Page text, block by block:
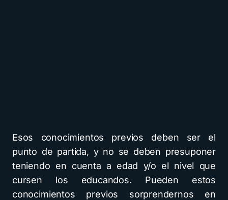
Esos conocimientos previos deben ser el
punto de partida, y no se deben presuponer
teniendo en cuenta a edad y/o el nivel que
cursen los educandos. Pueden estos
conocimientos previos sorprendernos en